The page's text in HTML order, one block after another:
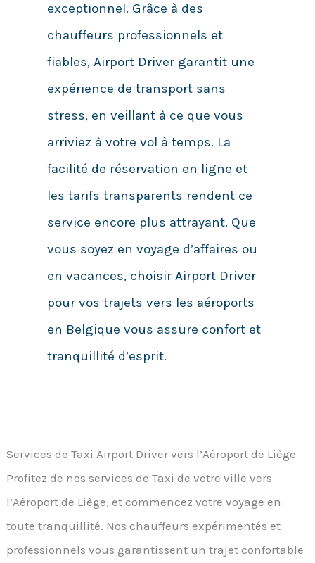
exceptionnel. Grâce à des
chauffeurs professionnels et
fiables, Airport Driver garantit une
expérience de transport sans
stress, en veillant à ce que vous
arriviez à votre vol à temps. La
facilité de réservation en ligne et
les tarifs transparents rendent ce
service encore plus attrayant. Que
vous soyez en voyage d’affaires ou
en vacances, choisir Airport Driver
pour vos trajets vers les aéroports
en Belgique vous assure confort et
tranquillité d’esprit.
Services de Taxi Airport Driver vers l’Aéroport de Liège
Profitez de nos services de Taxi de votre ville vers
l’Aéroport de Liège, et commencez votre voyage en
toute tranquillité. Nos chauffeurs expérimentés et
professionnels vous garantissent un trajet confortable